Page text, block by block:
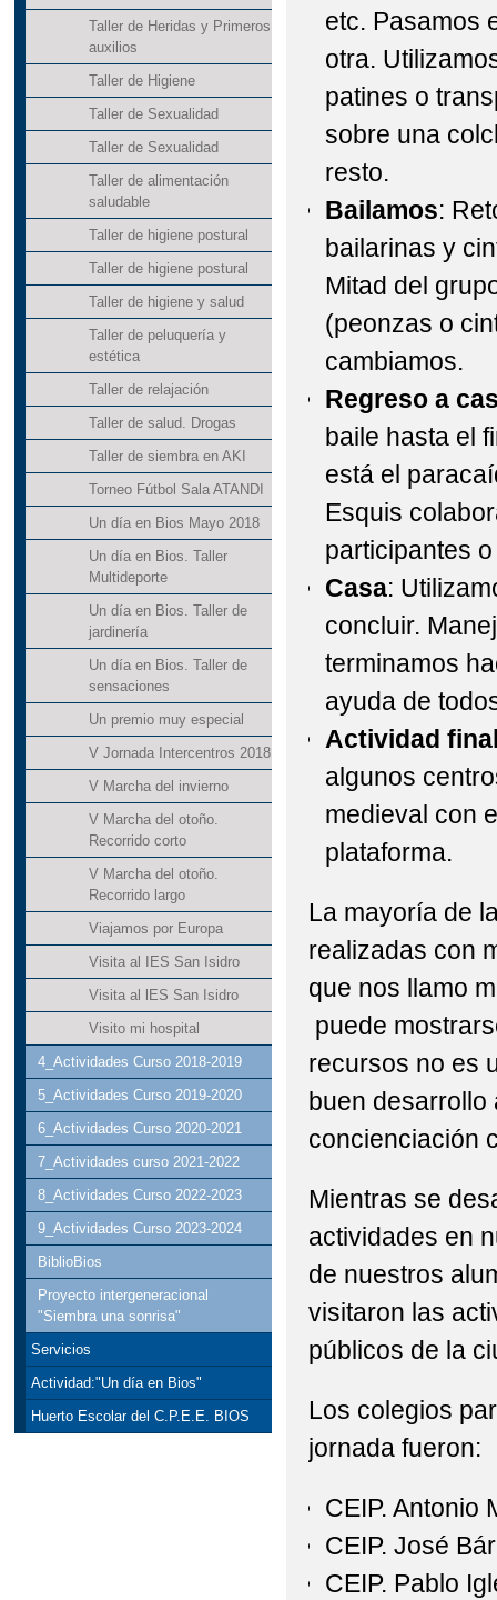
Taller de Heridas y Primeros
auxilios
Taller de Higiene
Taller de Sexualidad
Taller de Sexualidad
Taller de alimentación
saludable
Taller de higiene postural
Taller de higiene postural
Taller de higiene y salud
Taller de peluquería y
estética
Taller de relajación
Taller de salud. Drogas
Taller de siembra en AKI
Torneo Fútbol Sala ATANDI
Un día en Bios Mayo 2018
Un día en Bios. Taller
Multideporte
Un día en Bios. Taller de
jardinería
Un día en Bios. Taller de
sensaciones
Un premio muy especial
V Jornada Intercentros 2018
V Marcha del invierno
V Marcha del otoño.
Recorrido corto
V Marcha del otoño.
Recorrido largo
Viajamos por Europa
Visita al IES San Isidro
Visita al lES San Isidro
Visito mi hospital
4_Actividades Curso 2018-2019
5_Actividades Curso 2019-2020
6_Actividades Curso 2020-2021
7_Actividades curso 2021-2022
8_Actividades Curso 2022-2023
9_Actividades Curso 2023-2024
BiblioBios
Proyecto intergeneracional
"Siembra una sonrisa"
Servicios
Actividad:"Un día en Bios"
Huerto Escolar del C.P.E.E. BIOS
etc. Pasamos
otra.
patines o
sobre una
resto.
Bailamos:
bailarinas y
Mitad del
(peonzas o
cambiamos.
Regreso a
baile hasta el
está el
Esquis
participantes
Casa:
concluir.
terminamos
ayuda de
Actividad
algunos
medieval con
plataforma.
La mayoría de
realizadas con
que nos llamo
puede
recursos no es
buen desarrollo
concienciación
Mientras se
actividades en
de nuestros
visitaron las
públicos de la
Los colegios
jornada fueron:
CEIP. Antonio
CEIP. José
CEIP. Pablo